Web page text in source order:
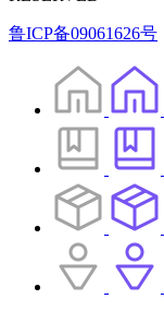
鲁ICP备09061626号